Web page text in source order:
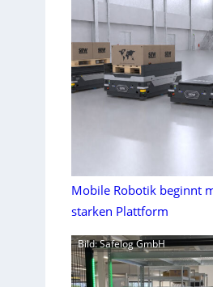
Mobile Robotik beginnt
starken Plattform
Bild: Safelog GmbH